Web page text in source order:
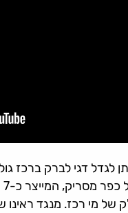
לגדל דגי לברק ברכז
של מי רכז. מנגד ראינו